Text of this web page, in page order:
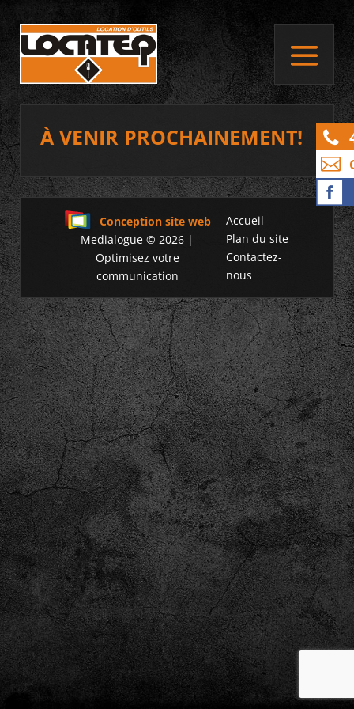
À VENIR PROCHAINEMENT!
Conception site web
Medialogue © 2026 |
Optimisez votre
communication
Accueil
Plan du site
Contactez-
nous